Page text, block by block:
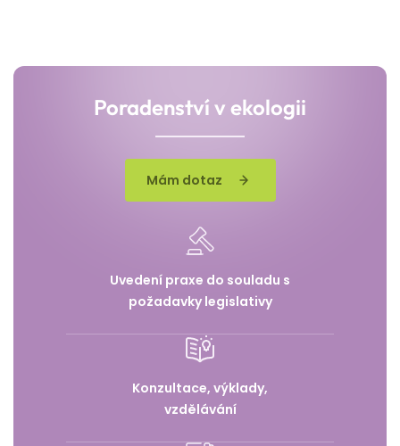
Poradenství v ekologii
Mám dotaz
Uvedení praxe do souladu s
požadavky legislativy
Konzultace, výklady,
vzdělávání